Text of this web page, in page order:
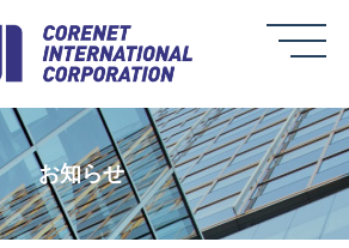
お知らせ